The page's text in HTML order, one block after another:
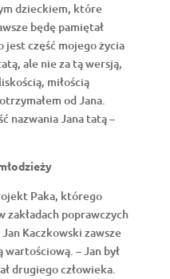
dzieckiem, które
będę pamiętał
jest część mojego życia
ale nie za tą wersją,
miłością
od Jana.
nazwania Jana tatą –
Paka, którego
zakładach poprawczych
Kaczkowski zawsze
wartościową. – Jan był
drugiego człowieka.